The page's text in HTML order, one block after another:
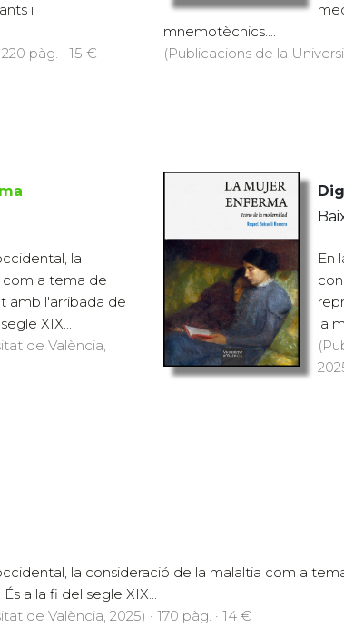
i
pàg. · 15 €
mnemotècnics....
(Publicacions de la
la
com a tema de
amb l'arribada de
XIX...
de València,
En
la
la consideració de la malaltia com a
a la fi del segle XIX...
de València, 2025) · 170 pàg. · 14 €